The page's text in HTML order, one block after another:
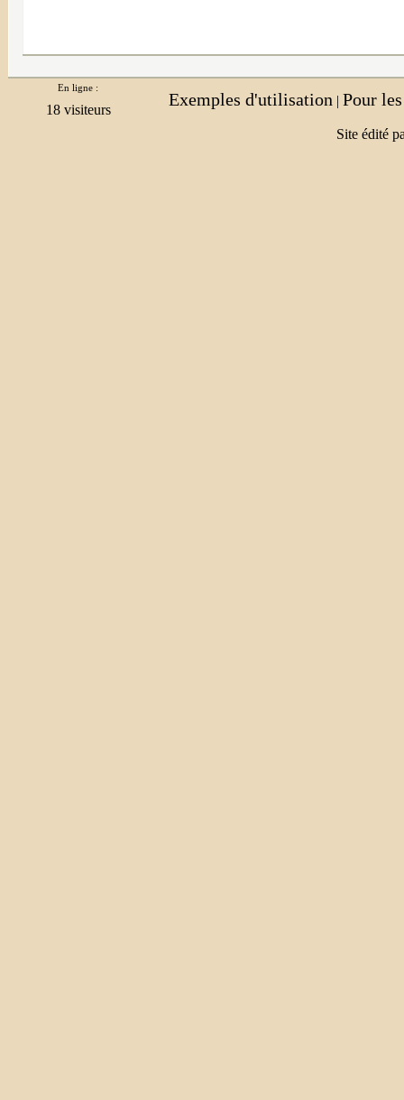
En ligne :
Exemples d'utilisation | Pour
Site édité